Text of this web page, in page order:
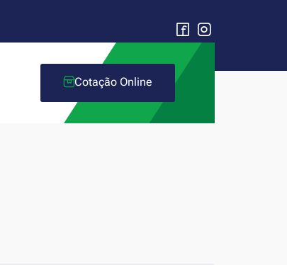
Cotação Online